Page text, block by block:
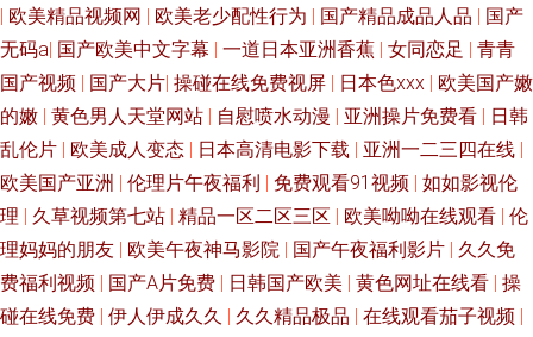
无码免费 91Av网址国产 91影音绯色 激情婷婷色园 熟女探花在线 影音先锋
AV国产 91在线综合视频 久久国产丝袜一区 日韩精品区一 91抖淫 高清久久
国产 免费看91网站 福利av电影网 色国产欧美日韩 国产这里只有久久 91熟女
露脸 日日干夜夜撸 俺去也影院 先锋影音女同蕾絲 国产99在线精品 91黄瓜视
频在线观看 91深候 深爱激情网校园春色 丁香色图五月 91操吧 精品欧美成人
| 欧美精品视频网 | 欧美老少配性行为 | 国产精品成品人品 | 国产
无码a| 国产欧美中文字幕 | 一道日本亚洲香蕉 | 女同恋足 | 青青
国产视频 | 国产大片| 操碰在线免费视屏 | 日本色xxx | 欧美国产嫩
的嫩 | 黄色男人天堂网站 | 自慰喷水动漫 | 亚洲操片免费看 | 日韩
乱伦片 | 欧美成人变态 | 日本高清电影下载 | 亚洲一二三四在线 |
欧美国产亚洲 | 伦理片午夜福利 | 免费观看91视频 | 如如影视伦
理 | 久草视频第七站 | 精品一区二区三区 | 欧美呦呦在线观看 | 伦
理妈妈的朋友 | 欧美午夜神马影院 | 国产午夜福利影片 | 久久免
费福利视频 | 国产A片免费 | 日韩国产欧美 | 黄色网址在线看 | 操
碰在线免费 | 伊人伊成久久 | 久久精品极品 | 在线观看茄子视频 |